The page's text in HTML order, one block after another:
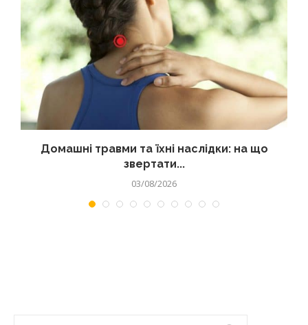
Домашні травми та їхні наслідки: на що
звертати...
03/08/2026